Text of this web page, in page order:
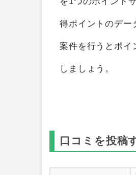
cryptomall（クリ
得することができ
を1つのポイント
得ポイントのデー